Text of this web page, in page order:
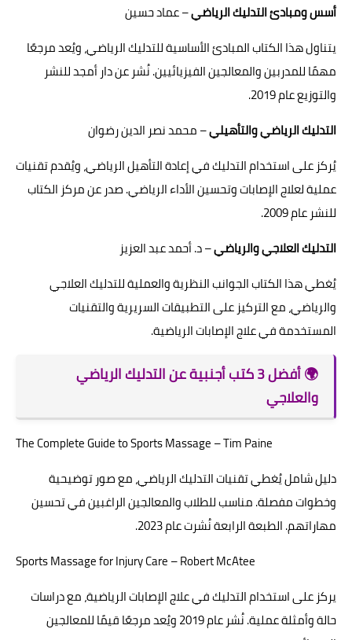
أسس ومبادئ التدليك الرياضي– عماد حسين
يتناول هذا الكتاب المبادئ الأساسية للتدليك الرياضي، ويُعد مرجعًا
مهمًا للمدربين والمعالجين الفيزيائيين. نُشر عن دار أمجد للنشر
والتوزيع عام 2019.
التدليك الرياضي والتأهيلي– محمد نصر الدين رضوان
يُركز على استخدام التدليك في إعادة التأهيل الرياضي، ويُقدم تقنيات
عملية لعلاج الإصابات وتحسين الأداء الرياضي. صدر عن مركز الكتاب
للنشر عام 2009.
التدليك العلاجي والرياضي– د. أحمد عبد العزيز
يُغطي هذا الكتاب الجوانب النظرية والعملية للتدليك العلاجي
والرياضي، مع التركيز على التطبيقات السريرية والتقنيات
المستخدمة في علاج الإصابات الرياضية.
🌍 أفضل 3 كتب أجنبية عن التدليك الرياضي
والعلاجي
The Complete Guide to Sports Massage – Tim Paine
دليل شامل يُغطي تقنيات التدليك الرياضي، مع صور توضيحية
وخطوات مفصلة. مناسب للطلاب والمعالجين الراغبين في تحسين
مهاراتهم. الطبعة الرابعة نُشرت عام 2023.
Sports Massage for Injury Care – Robert McAtee
يركز على استخدام التدليك في علاج الإصابات الرياضية، مع دراسات
حالة وأمثلة عملية. نُشر عام 2019 ويُعد مرجعًا قيمًا للمعالجين